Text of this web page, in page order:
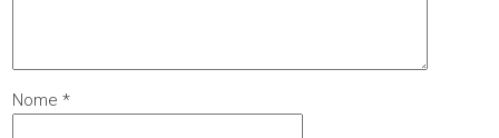
Nome*